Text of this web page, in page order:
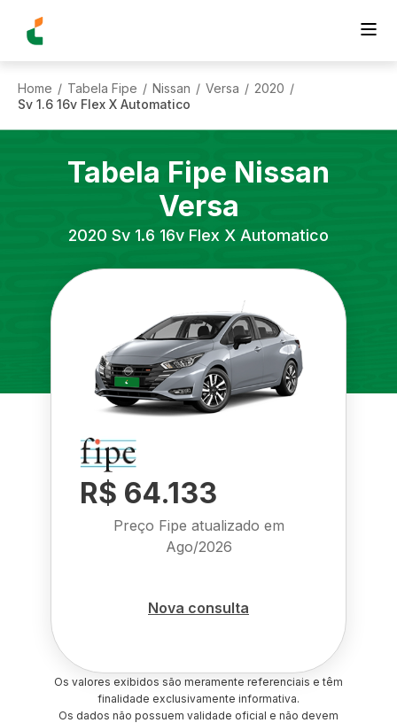
Home / Tabela Fipe / Nissan / Versa / 2020 /
Sv 1.6 16v Flex X Automatico
Tabela Fipe Nissan
Versa
2020 Sv 1.6 16v Flex X Automatico
R$ 64.133
Preço Fipe atualizado em
Ago/2026
Nova consulta
Os valores exibidos são meramente referenciais e têm
finalidade exclusivamente informativa.
Os dados não possuem validade oficial e não devem